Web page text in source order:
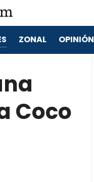
ZONAL OPINIÓN
Coco